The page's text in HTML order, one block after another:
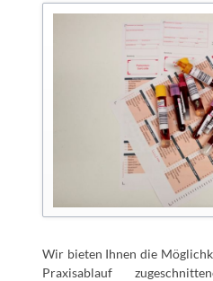
Wir bieten Ihnen die
Praxisablauf